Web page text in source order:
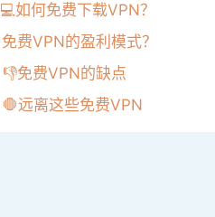
💻如何免费下载VPN？
免费VPN的盈利模式？
👎免费VPN的缺点
🛑远离这些免费VPN